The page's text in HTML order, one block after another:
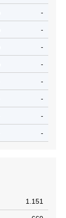
-
-
-
-
-
-
-
-
1.151